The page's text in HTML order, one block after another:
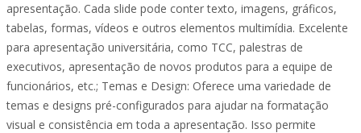
apresentação. Cada slide pode conter texto, imagens, gráficos,
tabelas, formas, vídeos e outros elementos multimídia. Excelente
para apresentação universitária, como TCC, palestras de
executivos, apresentação de novos produtos para a equipe de
funcionários, etc.; Temas e Design: Oferece uma variedade de
temas e designs pré-configurados para ajudar na formatação
visual e consistência em toda a apresentação. Isso permite